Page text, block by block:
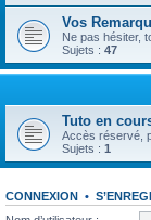
Vos
Ne pas hésiter,
Sujets : 47
Tuto en
Accès réservé,
Sujets : 1
CONNEXION •